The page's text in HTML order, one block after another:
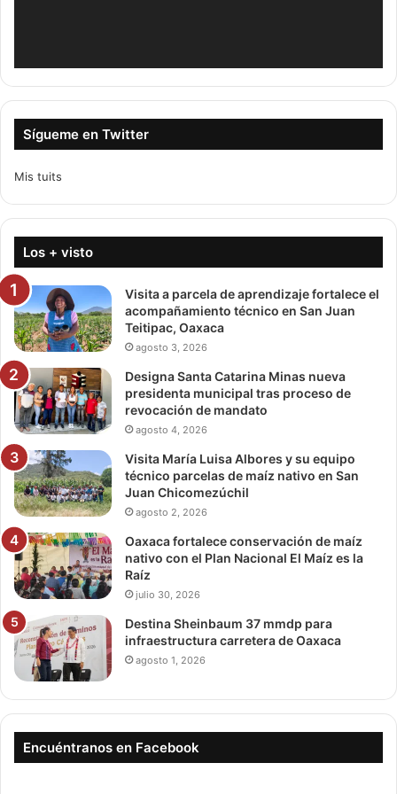
Sígueme en Twitter
Mis tuits
Los + visto
Visita a parcela de aprendizaje fortalece el
acompañamiento técnico en San Juan
Teitipac, Oaxaca
agosto 3, 2026
Designa Santa Catarina Minas nueva
presidenta municipal tras proceso de
revocación de mandato
agosto 4, 2026
Visita María Luisa Albores y su equipo
técnico parcelas de maíz nativo en San
Juan Chicomezúchil
agosto 2, 2026
Oaxaca fortalece conservación de maíz
nativo con el Plan Nacional El Maíz es la
Raíz
julio 30, 2026
Destina Sheinbaum 37 mmdp para
infraestructura carretera de Oaxaca
agosto 1, 2026
Encuéntranos en Facebook